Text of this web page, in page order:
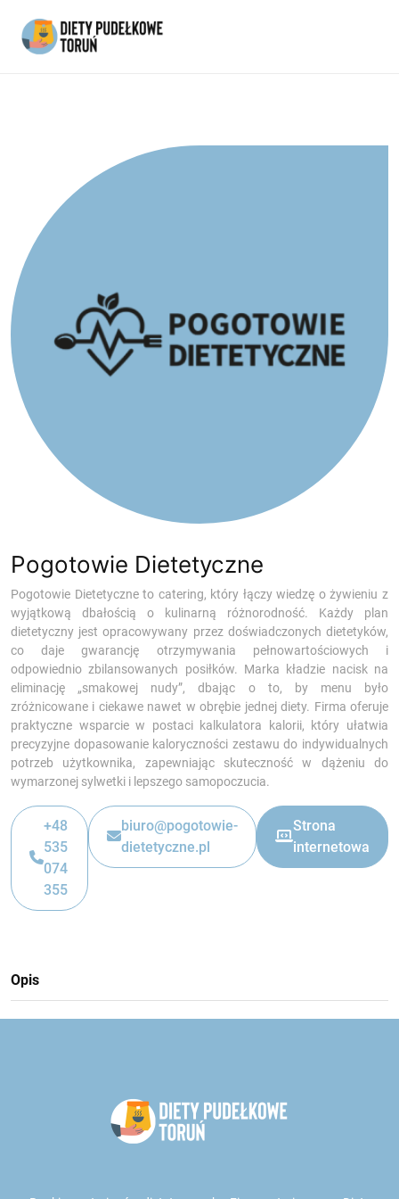
Pogotowie Dietetyczne
Pogotowie Dietetyczne to catering, który łączy wiedzę o żywieniu z
wyjątkową dbałością o kulinarną różnorodność. Każdy plan
dietetyczny jest opracowywany przez doświadczonych dietetyków,
co daje gwarancję otrzymywania pełnowartościowych i
odpowiednio zbilansowanych posiłków. Marka kładzie nacisk na
eliminację „smakowej nudy”, dbając o to, by menu było
zróżnicowane i ciekawe nawet w obrębie jednej diety. Firma oferuje
praktyczne wsparcie w postaci kalkulatora kalorii, który ułatwia
precyzyjne dopasowanie kaloryczności zestawu do indywidualnych
potrzeb użytkownika, zapewniając skuteczność w dążeniu do
wymarzonej sylwetki i lepszego samopoczucia.
+48
535
074
355
biuro@pogotowie-
dietetyczne.pl
Strona
internetowa
Opis